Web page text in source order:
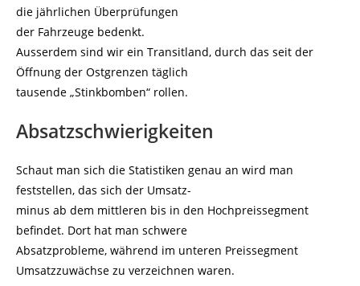
die jährlichen Überprüfungen
der Fahrzeuge bedenkt.
Ausserdem sind wir ein Transitland, durch das seit der
Öffnung der Ostgrenzen täglich
tausende „Stinkbomben“ rollen.
Absatzschwierigkeiten
Schaut man sich die Statistiken genau an wird man
feststellen, das sich der Umsatz-
minus ab dem mittleren bis in den Hochpreissegment
befindet. Dort hat man schwere
Absatzprobleme, während im unteren Preissegment
Umsatzzuwächse zu verzeichnen waren.